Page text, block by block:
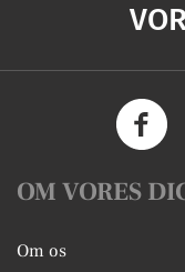
OM VORES
Om os